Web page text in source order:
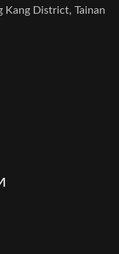
Kang District, Tainan